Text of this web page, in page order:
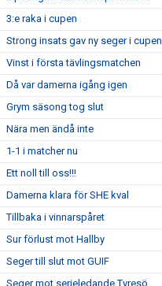
3:e raka i cupen
Strong insats gav ny seger i cupen
Vinst i första tävlingsmatchen
Då var damerna igång igen
Grym säsong tog slut
Nära men ändå inte
1-1 i matcher nu
Ett noll till oss!!!
Damerna klara för SHE kval
Tillbaka i vinnarspåret
Sur förlust mot Hallby
Seger till slut mot GUIF
Seger mot serieledande Tyresö